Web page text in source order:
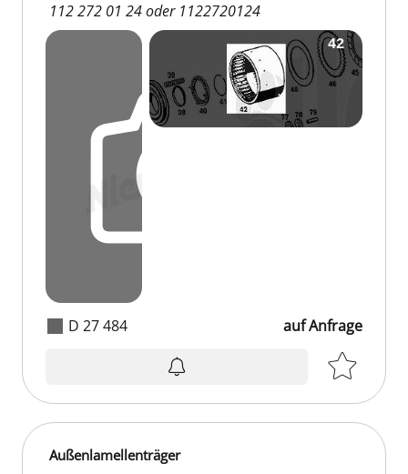
D 27 484
112 272 01 24 oder 1122720124
auf Anfrage
Außenlamellenträger